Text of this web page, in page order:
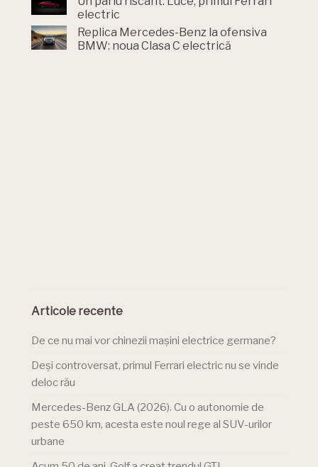
electric
Replica Mercedes-Benz la ofensiva
BMW: noua Clasa C electrică
Articole recente
De ce nu mai vor chinezii mașini electrice germane?
Deși controversat, primul Ferrari electric nu se vinde
deloc rău
Mercedes-Benz GLA (2026). Cu o autonomie de
peste 650 km, acesta este noul rege al SUV-urilor
urbane